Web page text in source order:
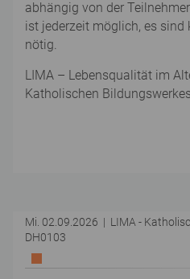
abhängig von der
ist jederzeit möglich, es sind
nötig.
LIMA – Lebensqualität im
Katholischen
Mi. 02.09.2026 | LIMA -
DH0103